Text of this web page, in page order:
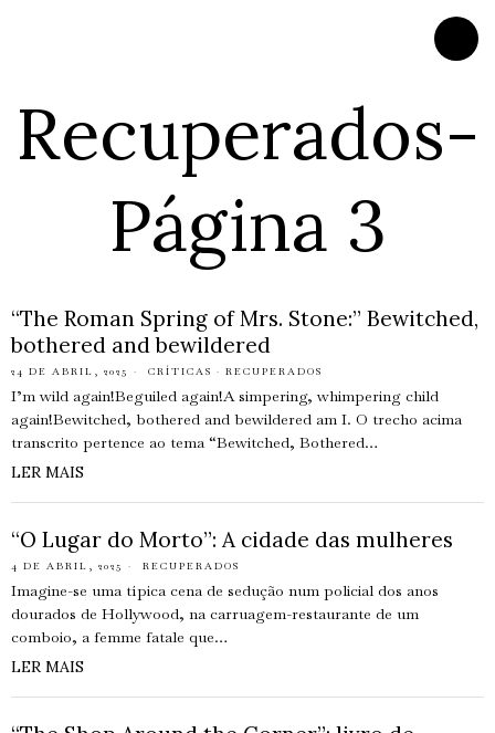
Recuperados-
Página 3
“The Roman Spring of Mrs. Stone:” Bewitched,
bothered and bewildered
24 DE ABRIL, 2025 CRÍTICAS · RECUPERADOS
I’m wild again!Beguiled again!A simpering, whimpering child
again!Bewitched, bothered and bewildered am I. O trecho acima
transcrito pertence ao tema “Bewitched, Bothered…
LER MAIS
“O Lugar do Morto”: A cidade das mulheres
4 DE ABRIL, 2025 RECUPERADOS
Imagine-se uma típica cena de sedução num policial dos anos
dourados de Hollywood, na carruagem-restaurante de um
comboio, a femme fatale que…
LER MAIS